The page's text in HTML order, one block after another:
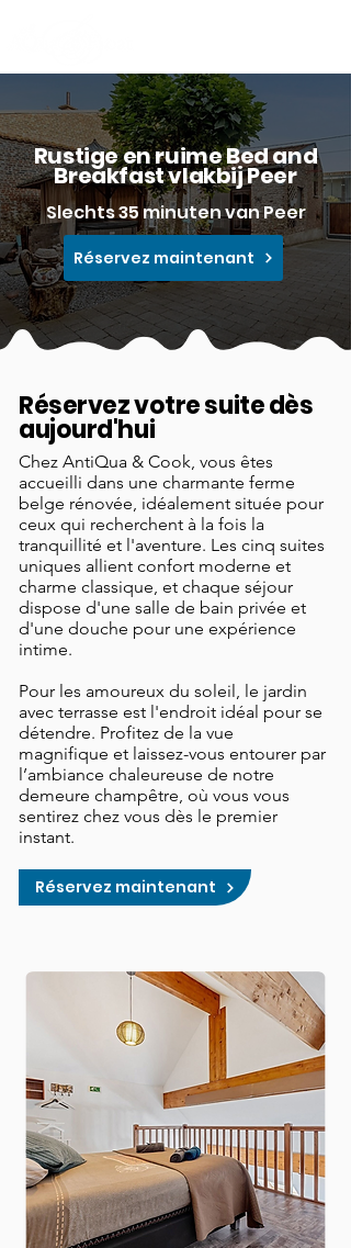
Rustige en ruime Bed and
Breakfast vlakbij Peer
Slechts 35 minuten van Peer
Réservez maintenant
Réservez votre suite dès
aujourd'hui
Chez AntiQua & Cook, vous êtes
accueilli dans une charmante ferme
belge rénovée, idéalement située pour
ceux qui recherchent à la fois la
tranquillité et l'aventure. Les cinq suites
uniques allient confort moderne et
charme classique, et chaque séjour
dispose d'une salle de bain privée et
d'une douche pour une expérience
intime.
​Pour les amoureux du soleil, le jardin
avec terrasse est l'endroit idéal pour se
détendre. Profitez de la vue
magnifique et laissez-vous entourer par
l’ambiance chaleureuse de notre
demeure champêtre, où vous vous
sentirez chez vous dès le premier
instant.
Réservez maintenant